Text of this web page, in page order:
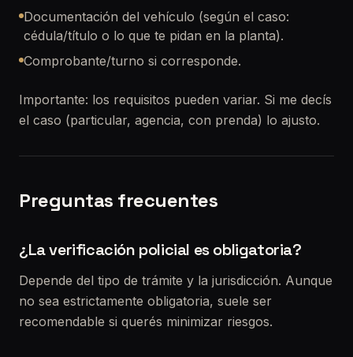
Documentación del vehículo (según el caso:
cédula/título o lo que te pidan en la planta).
Comprobante/turno si corresponde.
Importante: los requisitos pueden variar. Si me decís
el caso (particular, agencia, con prenda) lo ajusto.
Preguntas frecuentes
¿La verificación policial es obligatoria?
Depende del tipo de trámite y la jurisdicción. Aunque
no sea estrictamente obligatoria, suele ser
recomendable si querés minimizar riesgos.